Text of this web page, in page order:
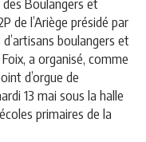
Boulangers et
de l’Ariège présidé par
boulangers et
a organisé, comme
d’orgue de
13 mai sous la halle
primaires de la